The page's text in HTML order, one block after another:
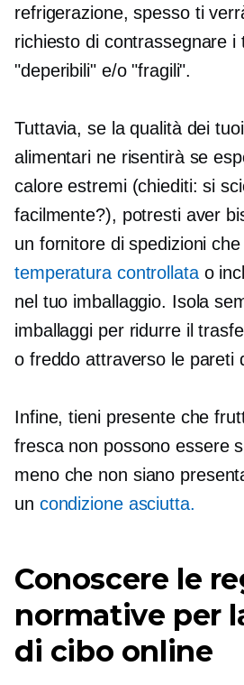
refrigerazione, spesso ti
richiesto di contrassegnare i
"deperibili" e/o "fragili".
Tuttavia, se la qualità dei
alimentari ne risentirà se
calore estremi (chiediti: si
facilmente?), potresti aver
un fornitore di spedizioni
temperatura controllatao
nel tuo imballaggio. Isola
imballaggi per ridurre il
o freddo attraverso le pareti
Infine, tieni presente che
fresca non possono essere
meno che non siano
un condizione asciutta.
Conoscere le
normative per
di cibo online